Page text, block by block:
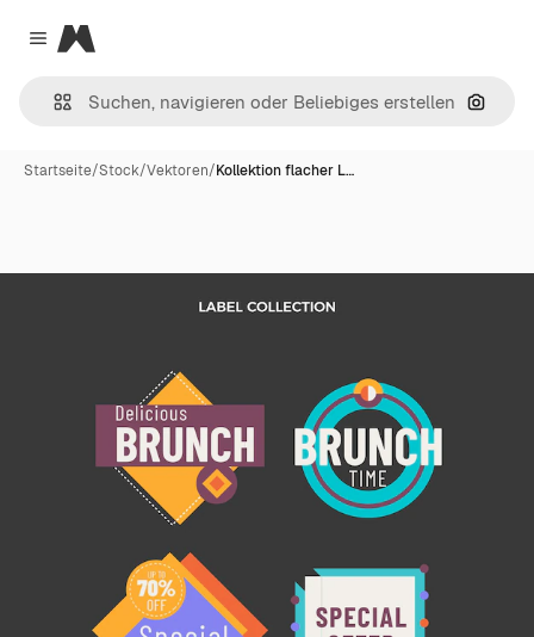
Close menu
Magnific
Nach
Startseite/Stock/Vektoren/Kollektion flacher L…